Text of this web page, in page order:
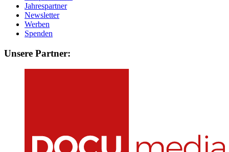
Jahrespartner
Newsletter
Werben
Spenden
Unsere Partner: